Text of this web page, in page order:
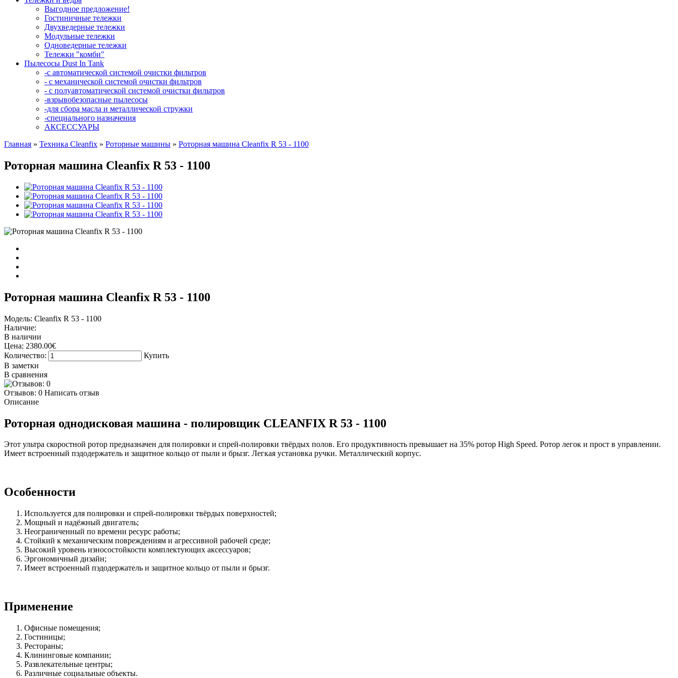
Выгодное предложение!
Гостиничные тележки
Двухведерные тележки
Модульные тележки
Одноведерные тележки
Тележки "комби"
Пылесосы Dust In Tank
-с автоматической системой очистки фильтров
- с механической системой очистки фильтров
- с полуавтоматической системой очистки фильтров
-взрывобезопасные пылесосы
-для сбора масла и металлической стружки
-специального назначения
АКСЕССУАРЫ
Главная » Техника Cleanfix » Роторные машины » Роторная машина Cleanfix R 53 - 1100
Роторная машина Cleanfix R 53 - 1100
Роторная машина Cleanfix R 53 - 1100
Модель: Cleanfix R 53 - 1100
Наличие:
В наличии
Цена: 2380.00€
Количество:
Купить
В заметки
В сравнения
Отзывов: 0 Написать отзыв
Описание
Роторная однодисковая машина - полировщик CLEANFIX R 53 - 1100
Этот ультра скоростной ротор предназначен для полировки и спрей-полировки твёрдых полов. Его продуктивность превышает на 35% ротор High Speed. Ротор легок и прост в управлении.
Имеет встроенный пэдодержатель и защитное кольцо от пыли и брызг. Легкая установка ручки. Металлический корпус.
Особенности
Используется для полировки и спрей-полировки твёрдых поверхностей;
Мощный и надёжный двигатель;
Неограниченный по времени ресурс работы;
Стойкий к механическим повреждениям и агрессивной рабочей среде;
Высокий уровень износостойкости комплектующих аксессуаров;
Эргономичный дизайн;
Имеет встроенный пэдодержатель и защитное кольцо от пыли и брызг.
Применение
Офисные помещения;
Гостиницы;
Рестораны;
Клининговые компании;
Развлекательные центры;
Различные социальные объекты.